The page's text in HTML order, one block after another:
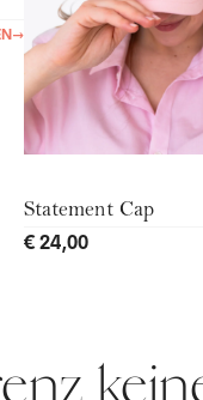
→
Statement Cap
€ 24,00